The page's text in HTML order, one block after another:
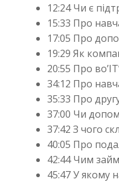
12:24 Чи є
15:33 Про
17:05 Про
19:29 Як
20:55 Про
34:12 Про
35:33 Про
37:00 Чи
37:42 З чого
40:05 Про
42:44 Чим
45:47 У якому